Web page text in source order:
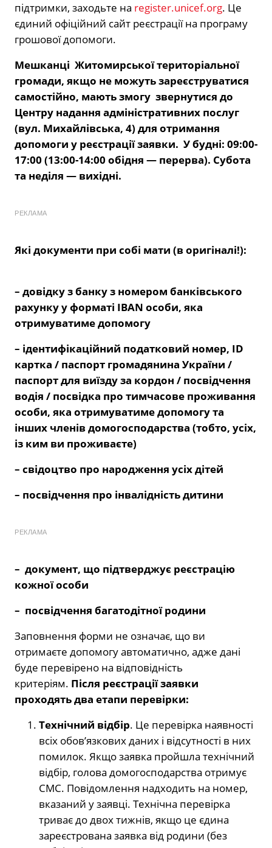
підтримки, заходьте на register.unicef.org. Це
єдиний офіційний сайт реєстрації на програму
грошової допомоги.
Мешканці Житомирської територіальної
громади, якщо не можуть зареєструватися
самостійно, мають змогу звернутися до
Центру надання адміністративних послуг
(вул. Михайлівська, 4) для отримання
допомоги у реєстрації заявки. У будні: 09:00-
17:00 (13:00-14:00 обідня — перерва). Субота
та неділя — вихідні.
РЕКЛАМА
Які документи при собі мати (в оригіналі!):
– довідку з банку з номером банківського
рахунку у форматі IBAN особи, яка
отримуватиме допомогу
– ідентифікаційний податковий номер, ID
картка / паспорт громадянина України /
паспорт для виїзду за кордон / посвідчення
водія / посвідка про тимчасове проживання
особи, яка отримуватиме допомогу та
інших членів домогосподарства (тобто, усіх,
із ким ви проживаєте)
– свідоцтво про народження усіх дітей
– посвідчення про інвалідність дитини
РЕКЛАМА
– документ, що підтверджує реєстрацію
кожної особи
– посвідчення багатодітної родини
Заповнення форми не означає, що ви
отримаєте допомогу автоматично, адже дані
буде перевірено на відповідність
критеріям. Після реєстрації заявки
проходять два етапи перевірки:
Технічний відбір. Це перевірка наявності
всіх обов’язкових даних і відсутності в них
помилок. Якщо заявка пройшла технічний
відбір, голова домогосподарства отримує
СМС. Повідомлення надходить на номер,
вказаний у заявці. Технічна перевірка
триває до двох тижнів, якщо це єдина
зареєстрована заявка від родини (без